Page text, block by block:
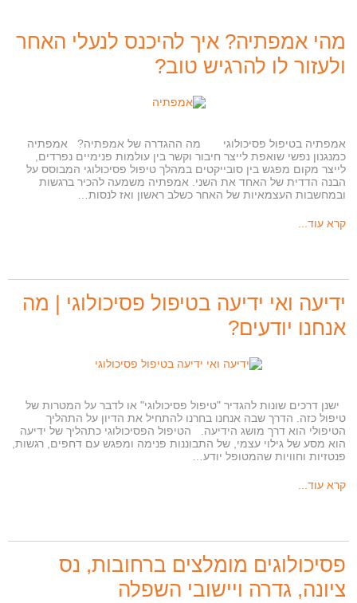
מהי אמפתיה? איך להיכנס לנעלי האחר
ולעזור לו להרגיש טוב?
אמפתיה בטיפול פסיכולוגי מה ההגדרה של אמפתיה? אמפתיה
כמנגנון נפשי שואפת לייצר חיבור וקשר בין עולמות פנימיים נפרדים,
לייצר מקום מפגש בין סובייקטים במהלך טיפול פסיכולוגי המבוסס על
הבנה הדדית של האחד את השני. אמפתיה משמעה להכיר ברגשות
ובמחשבות העצמאיות של האחר כשלב ראשון ואז לנסות…
קרא עוד...
ידיעה ואי ידיעה בטיפול פסיכולוגי | מה
אנחנו יודעים?
ישנן דרכים שונות להגדיר "טיפול פסיכולוגי" או לדבר על המטרות של
טיפול כזה. הדרך שבה אנחנו בחרנו להתחיל את הדיון על התהליך
הטיפולי הוא דרך מושג הידיעה. הטיפול הפסיכולוגי כתהליך של ידיעה
הוא מסע של גילוי עצמי, של התבוננות פנימה ומפגש עם דחפים, רגשות,
פנטזיות וחוויות שהמטופל יודע…
קרא עוד...
פסיכולוגים מומלצים ברחובות, נס
ציונה, גדרה ויישובי השפלה